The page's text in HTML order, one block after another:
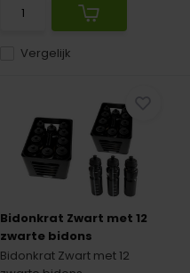
Vergelijk
Bidonkrat Zwart met 12
zwarte bidons
Bidonkrat Zwart met 12